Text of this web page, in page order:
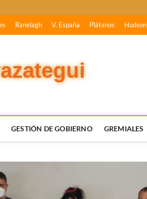
Ranelagh V. España Plátanos Hudson
GESTIÓN DE GOBIERNO GREMIALES